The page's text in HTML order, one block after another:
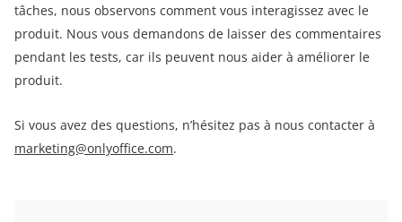
tâches, nous observons comment vous interagissez avec le
produit. Nous vous demandons de laisser des commentaires
pendant les tests, car ils peuvent nous aider à améliorer le
produit.
Si vous avez des questions, n’hésitez pas à nous contacter à
marketing@onlyoffice.com.